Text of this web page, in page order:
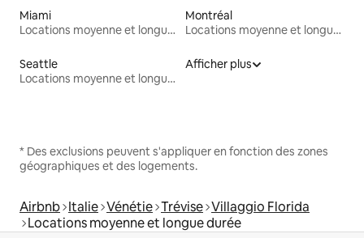
Miami
Locations moyenne et longue durée
Montréal
Locations moyenne et longue durée
Seattle
Locations moyenne et longue durée
Afficher plus
* Des exclusions peuvent s'appliquer en fonction des zones
géographiques et des logements.
Airbnb Italie Vénétie Trévise Villaggio Florida
Locations moyenne et longue durée